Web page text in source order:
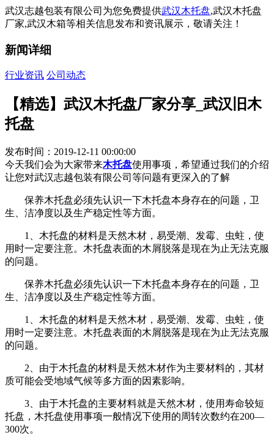
武汉志越包装有限公司为您免费提供武汉木托盘,武汉木托盘
厂家,武汉木箱等相关信息发布和资讯展示，敬请关注！
新闻详细
行业资讯 公司动态
【精选】武汉木托盘厂家分享_武汉旧木
托盘
发布时间：2019-12-11 00:00:00
今天我们会为大家带来木托盘使用事项，希望通过我们的介绍
让您对武汉志越包装有限公司等问题有更深入的了解
保养木托盘必须先认识一下木托盘本身存在的问题，卫
生、洁净度以及生产稳定性等方面。
1、木托盘的材料是天然木材，易受潮、发霉、虫蛀，使
用时一定要注意。木托盘表面的木屑脱落是现在为止无法克服
的问题。
保养木托盘必须先认识一下木托盘本身存在的问题，卫
生、洁净度以及生产稳定性等方面。
1、木托盘的材料是天然木材，易受潮、发霉、虫蛀，使
用时一定要注意。木托盘表面的木屑脱落是现在为止无法克服
的问题。
2、由于木托盘的材料是天然木材作为主要材料的，其材
质可能会受地域气候等多方面的因素影响。
3、由于木托盘的主要材料就是天然木材，使用寿命较短
托盘，木托盘使用事项一般情况下使用的周转次数约在200—
300次。